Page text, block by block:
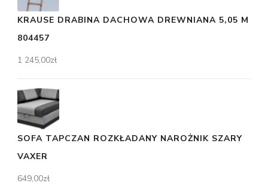
KRAUSE DRABINA DACHOWA DREWNIANA 5,05 M
804457
1 245,00zł
SOFA TAPCZAN ROZKŁADANY NAROŻNIK SZARY
VAXER
649,00zł